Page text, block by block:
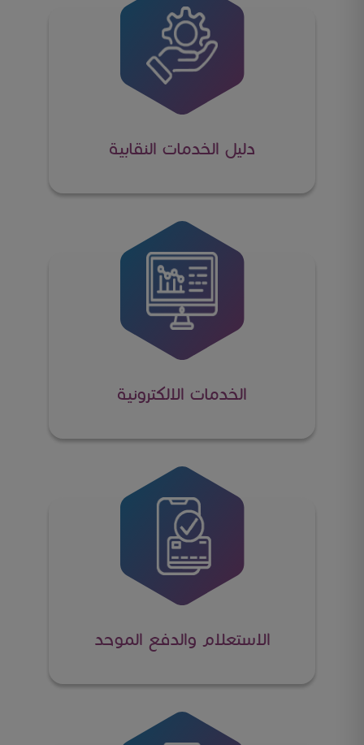
دليل الخدمات النقابية
الخدمات الالكترونية
الاستعلام والدفع الموحد